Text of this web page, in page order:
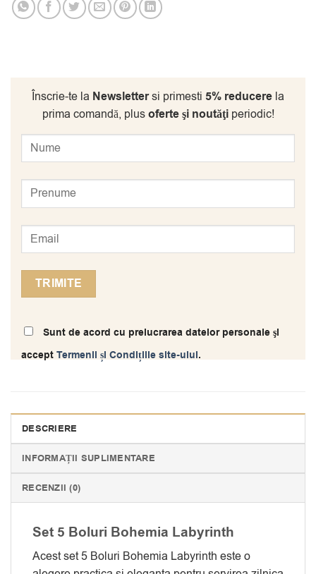
Înscrie-te la Newslettersi primesti 5% reducere la
prima comandă, plusoferte şi noutăţiperiodic!
Sunt de acord cu prelucrarea datelor personale şi
acceptTermenii și Condițiile site-ului.
DESCRIERE
INFORMAȚII SUPLIMENTARE
RECENZII (0)
Set 5 Boluri Bohemia Labyrinth
Acest set 5 Boluri Bohemia Labyrinth este o